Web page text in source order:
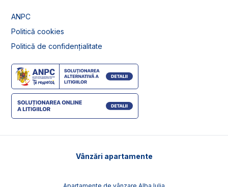
ANPC
Politică cookies
Politică de confidențialitate
Vânzări apartamente